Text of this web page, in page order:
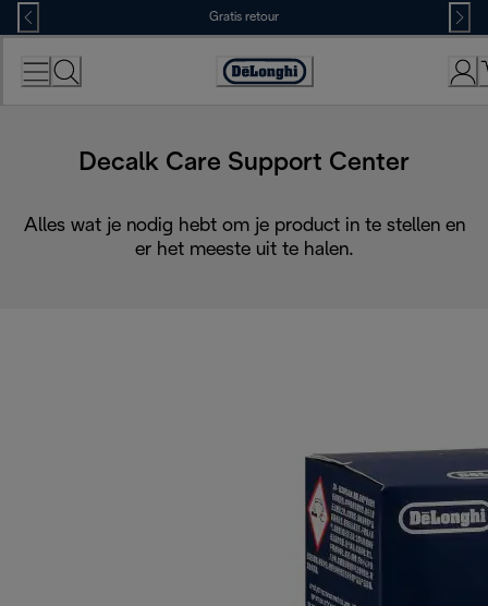
Skip
to
Content
Gratis retour
Accessibility
Decalk Care Support Center
Alles wat je nodig hebt om je product in te stellen en
er het meeste uit te halen.